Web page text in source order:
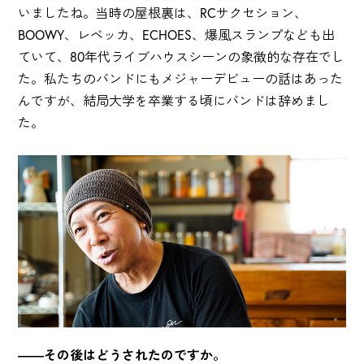
いましたね。当時の屋根裏は、RCサクセション、
BOOWY、レベッカ、ECHOES、爆風スランプなども出
ていて、80年代ライブハウスシーンの象徴的な存在でし
た。私たちのバンドにもメジャーデビューの話はあった
んですが、結局大学を卒業する頃にバンドは辞めまし
た。
――その後はどうされたのですか。